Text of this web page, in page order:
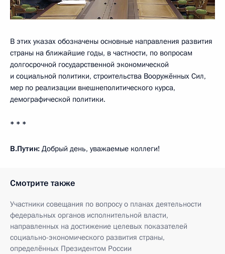
В этих указах обозначены основные направления развития
страны на ближайшие годы, в частности, по вопросам
долгосрочной государственной экономической
и социальной политики, строительства Вооружённых Сил,
мер по реализации внешнеполитического курса,
демографической политики.
* * *
В.Путин: Добрый день, уважаемые коллеги!
Смотрите также
Участники совещания по вопросу о планах деятельности
федеральных органов исполнительной власти,
направленных на достижение целевых показателей
социально-экономического развития страны,
определённых Президентом России